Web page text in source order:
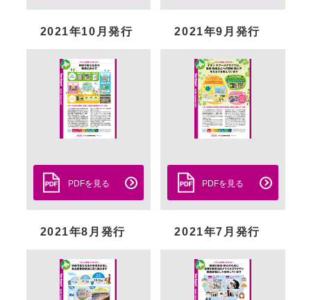
2021年10月発行
PDFを見る
2021年9月発行
PDFを見る
2021年8月発行 2021年7月発行